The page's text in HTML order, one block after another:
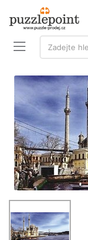
Vyhledávání:
Zadejte